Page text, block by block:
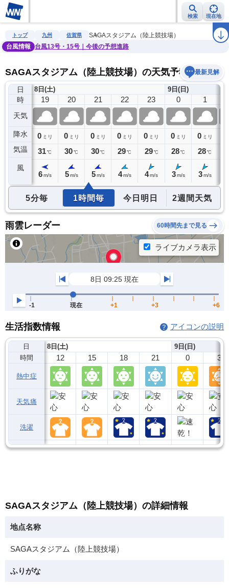
検索 現在地
雨雲レーダー 台風情報 地震情報 警報・注意報 ラ
トップ 九州 佐賀県
SAGAスタジアム（陸上競技場）
台風情報
台風13号・15号｜今後の予想進路
SAGAスタジアム（陸上競技場）の天気予報 最新見解
日
時
天気
降水
気温
風
8日(土)
18
0ミリ
32℃
19
0 ミリ
31℃
6 m/s
20
0 ミリ
30℃
5 m/s
21
0 ミリ
30℃
5 m/s
22
0 ミリ
29℃
4 m/s
23
0 ミリ
29 ℃
4m/s
9日(日)
0
0 ミリ
28℃
3 m/s
1
0 ミリ
28℃
3 m/s
5分毎 1時間毎 今日明日 2週間天気
雨雲レーダー 60時間先まで見る
生活指数情報 アイコンの説明
日
時間
熱中症
天気痛
洗濯
8日(土)
12 15 18 21
9日(日)
0 3
SAGAスタジアム（陸上競技場）の詳細情報
地点名称
SAGAスタジアム（陸上競技場）
ふりがな